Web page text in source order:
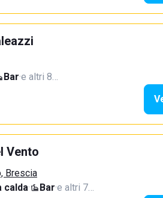
Bar·e altri 8…
Vento
Brescia
calda· Bar·e altri 7…